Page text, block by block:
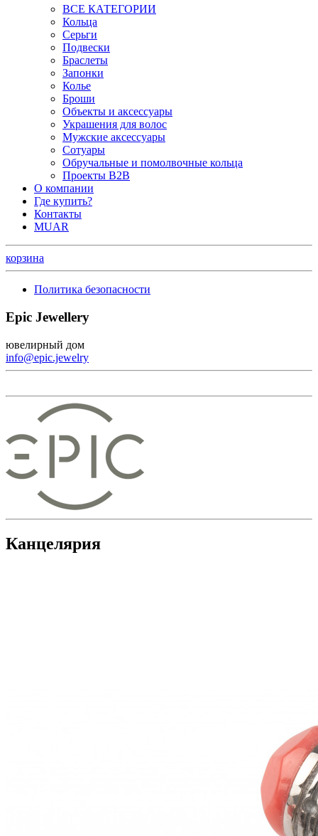
ВСЕ КАТЕГОРИИ
Кольца
Серьги
Подвески
Браслеты
Запонки
Колье
Броши
Объекты и аксессуары
Украшения для волос
Мужские аксессуары
Сотуары
Обручальные и помолвочные кольца
Проекты B2B
О компании
Где купить?
Контакты
MUAR
корзина
Политика безопасности
Epic Jewellery
ювелирный дом
info@epic.jewelry
Канцелярия